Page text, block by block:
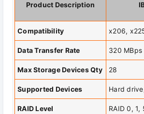
Product Description
Compatibility x206,
Data Transfer Rate 320 MBps
Max Storage Devices Qty 28
Supported Devices Hard
RAID Level RAID 0, 1,